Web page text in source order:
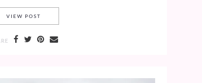
VIEW POST